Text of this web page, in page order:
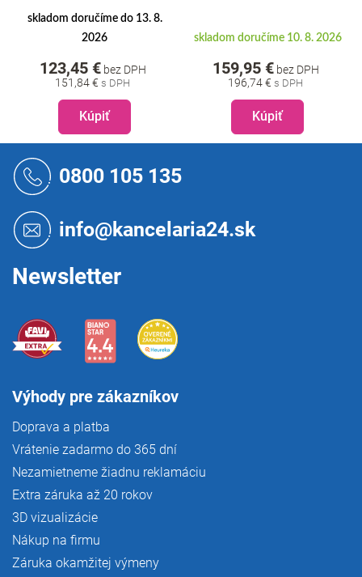
skladom doručíme do 13. 8.
2026
151,84 €
123,45 €bez DPH
Kúpiť
skladom doručíme 10. 8. 2026
196,74 €
159,95 €bez DPH
Kúpiť
0800 105 135
info@kancelaria24.sk
Newsletter
Výhody pre zákazníkov
Doprava a platba
Vrátenie zadarmo do 365 dní
Nezamietneme žiadnu reklamáciu
Extra záruka až 20 rokov
3D vizualizácie
Nákup na firmu
Záruka okamžitej výmeny